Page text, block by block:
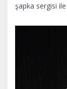
şapka sergisi ile